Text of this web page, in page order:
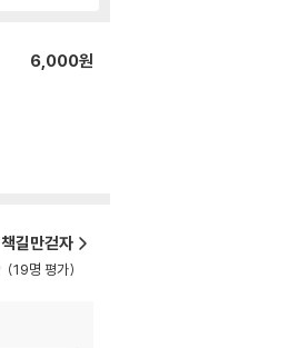
6,000원
책길만걷자
19명 평가